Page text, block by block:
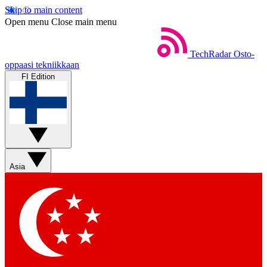
Skip to main content
Open menu Close main menu
TechRadar Osto-
oppaasi tekniikkaan
FI Edition
Asia